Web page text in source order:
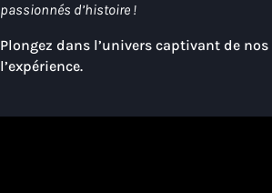
passionnés d’histoire !
Plongez dans l’univers captivant de nos
l’expérience.